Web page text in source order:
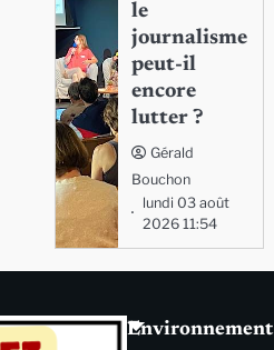
le
journalisme
peut-il
encore
lutter ?
Gérald
Bouchon
lundi 03 août
2026 11:54
Environnement